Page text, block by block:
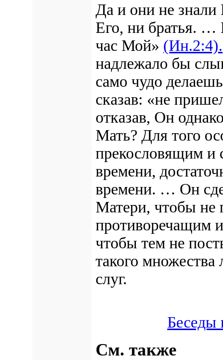
Да и они не
Его, ни братья. …
час Мой» (Ин.2:4).
надлежало бы
само чудо
сказав: «не
отказав, Он
Мать? Для того
прекословящим и
времени,
времени. … Он
Матери, чтобы не
противоречащим
чтобы тем не
такого
слуг.
Беседы
См. также